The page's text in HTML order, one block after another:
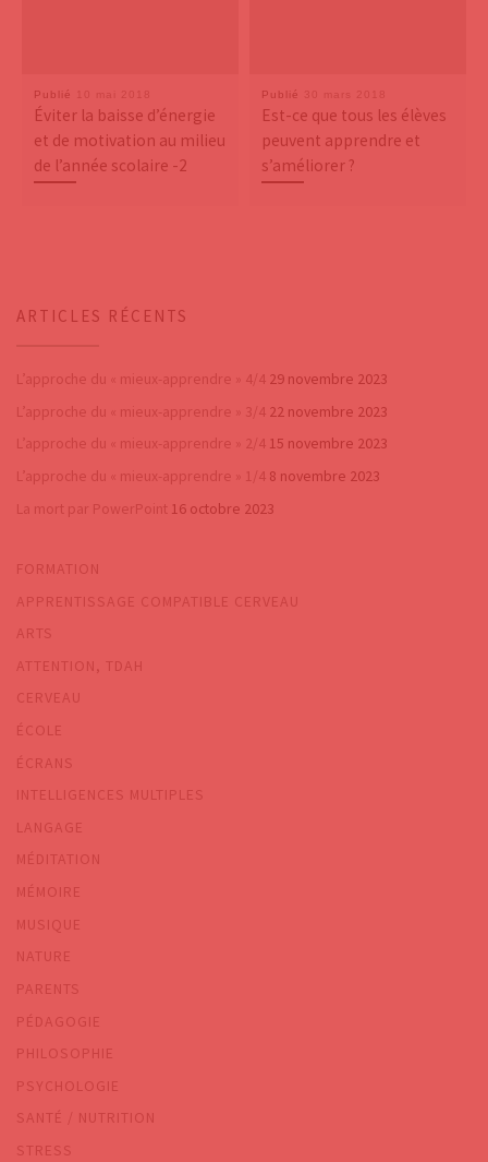
Publié
Éviter la baisse d’énergie
et de motivation au milieu
de l’année scolaire -2
Publié 30 mars 2018
Est-ce que tous les élèves
peuvent apprendre et
s’améliorer ?
ARTICLES RÉCENTS
L’approche du « mieux-apprendre » 4/4 29 novembre 2023
L’approche du « mieux-apprendre » 3/4 22 novembre 2023
L’approche du « mieux-apprendre » 2/4 15 novembre 2023
L’approche du « mieux-apprendre » 1/4 8 novembre 2023
​La mort par PowerPoint 16 octobre 2023
FORMATION
APPRENTISSAGE COMPATIBLE CERVEAU
ARTS
ATTENTION, TDAH
CERVEAU
ÉCOLE
ÉCRANS
INTELLIGENCES MULTIPLES
LANGAGE
MÉDITATION
MÉMOIRE
MUSIQUE
NATURE
PARENTS
PÉDAGOGIE
PHILOSOPHIE
PSYCHOLOGIE
SANTÉ / NUTRITION
STRESS